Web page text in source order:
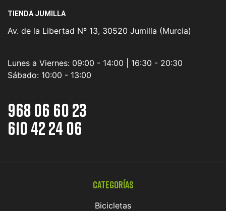
TIENDA JUMILLA
Av. de la Libertad Nº 13, 30520 Jumilla (Murcia)
Lunes a Viernes: 09:00 - 14:00 | 16:30 - 20:30
Sábado: 10:00 - 13:00
968 06 60 23
610 42 24 06
Categorías
Bicicletas